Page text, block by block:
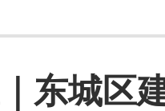
东城区